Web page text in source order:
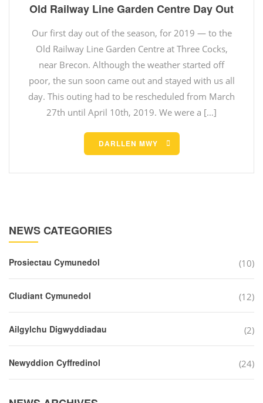
Old Railway Line Garden Centre Day Out
Our first day out of the season, for 2019 — to the
Old Railway Line Garden Centre at Three Cocks,
near Brecon. Although the weather started off
poor, the sun soon came out and stayed with us all
day. This outing had to be rescheduled from March
27th until April 10th, 2019. We were a […]
DARLLEN MWY
NEWS CATEGORIES
Prosiectau Cymunedol (10)
Cludiant Cymunedol (12)
Ailgylchu Digwyddiadau (2)
Newyddion Cyffredinol (24)